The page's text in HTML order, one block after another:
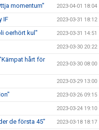
momentum" 2023-04-01 18:04
IF 2023-03-31 18:12
oerhört kul" 2023-03-31 14:51
2023-03-30 20:22
hårt för
2023-03-30 08:00
2023-03-29 13:00
2023-03-26 09:15
2023-03-24 19:10
de första 45" 2023-03-18 18:17